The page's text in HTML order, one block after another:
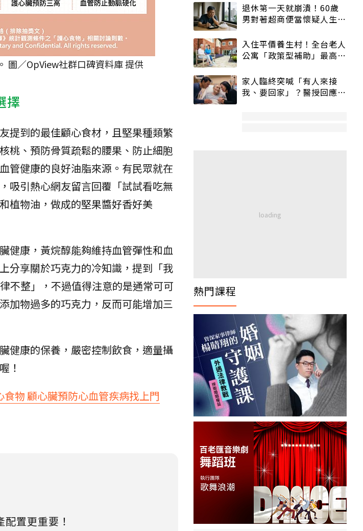
圖／OpView社群口碑資料庫 提供
擇
提到的最佳顧心食材，且堅果種類繁
桃、預防骨質疏鬆的腰果、防止細胞
管健康的良好油脂來源。有民眾就在
吸引熱心網友留言回覆「試試看吃無
植物油，做成的堅果醬好香好美
健康，黃烷醇能夠維持血管彈性和血
分享關於巧克力的冷知識，提到「我
不整」，不過值得注意的是通常可可
加物過多的巧克力，反而可能增加三
健康的保養，嚴密控制飲食，適量攝
！
物 顧心臟預防心血管疾病找上門
置更重要！
退休第一天就崩潰！60歲
男對著超商便當懷疑人生
入住平價養生村！全台老人
公寓「政策型補助」最高打
家人臨終突喊「有人來接
我、要回家」？醫授回應方
熱門課程